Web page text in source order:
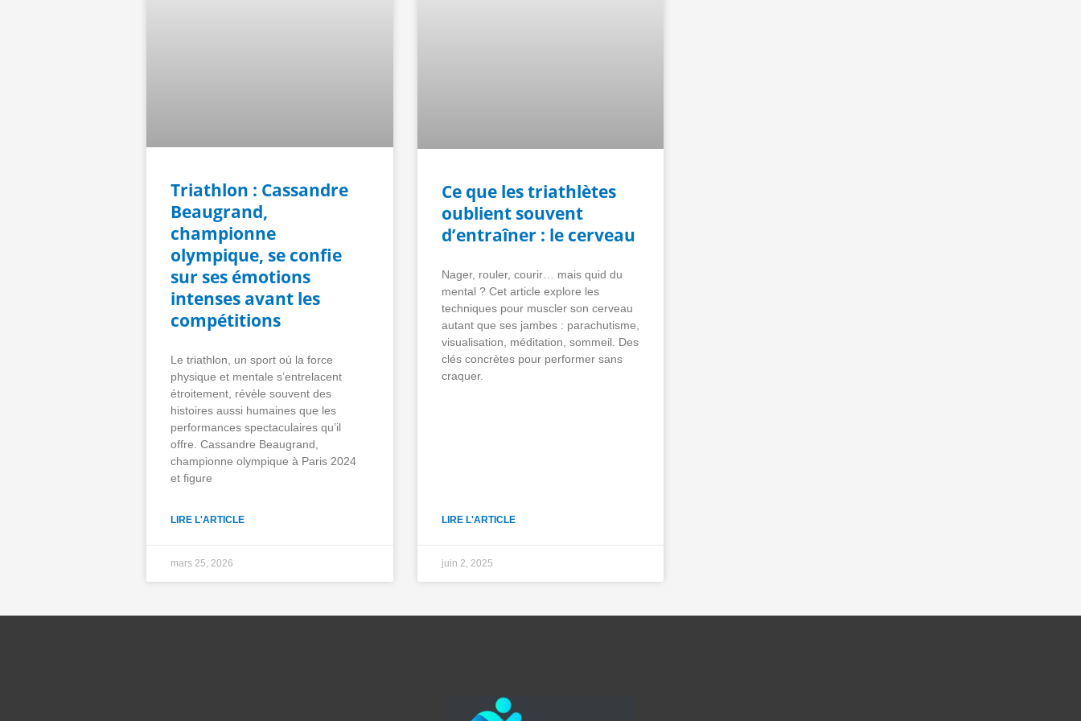
Triathlon : Cassandre
Beaugrand,
championne
olympique, se confie
sur ses émotions
intenses avant les
compétitions
Le triathlon, un sport où la force
physique et mentale s’entrelacent
étroitement, révèle souvent des
histoires aussi humaines que les
performances spectaculaires qu’il
offre. Cassandre Beaugrand,
championne olympique à Paris 2024
et figure
LIRE L'ARTICLE
mars 25, 2026
Ce que les triathlètes
oublient souvent
d’entraîner : le cerveau
Nager, rouler, courir… mais quid du
mental ? Cet article explore les
techniques pour muscler son cerveau
autant que ses jambes : parachutisme,
visualisation, méditation, sommeil. Des
clés concrètes pour performer sans
craquer.
LIRE L'ARTICLE
juin 2, 2025